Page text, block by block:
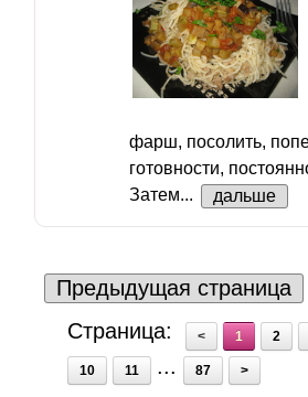
фарш, посолить,
готовности,
Затем...
дальше
Предыдущая страница
Страница:
< 1 2
10 11 ... 87 >